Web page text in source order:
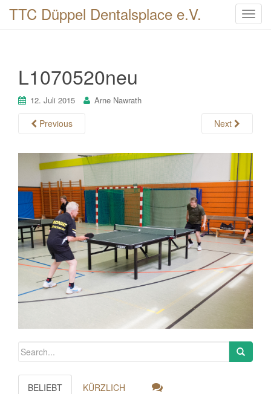
T
g
a
t
i
o
n
TTC Düppel Dentalsplace e.V.
L1070520neu
12. Juli 2015 Arne Nawrath
Previous Next
BELIEBT KÜRZLICH